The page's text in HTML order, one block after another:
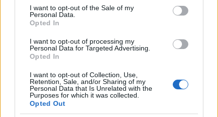
consent section.
I want to opt-out of the Sale of my
Personal Data.
Opted In
I want to opt-out of processing my
Personal Data for Targeted Advertising.
Opted In
I want to opt-out of Collection, Use,
Retention, Sale, and/or Sharing of my
Personal Data that Is Unrelated with the
Purposes for which it was collected.
Opted Out
12:02 21.03.26
Μόνο 7 ήταν τα γνήσια έργα στη γκαλερί του
Γιώργου Τσαγκαράκη - Κατασχέθηκαν
190.000 ευρώ, συνελήφθη υπάλληλός του